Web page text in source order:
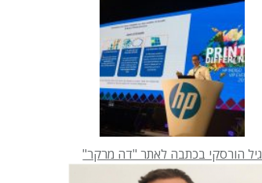
גיל הורסקי בכתבה לאתר "דה מרקר"